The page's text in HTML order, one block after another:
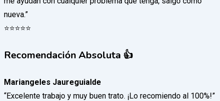
nueva.”
⭐️⭐️⭐️⭐️⭐️
Recomendación Absoluta 👍
Mariangeles Jaureguialde
“Excelente trabajo y muy buen trato. ¡Lo recomiendo al 100%!”